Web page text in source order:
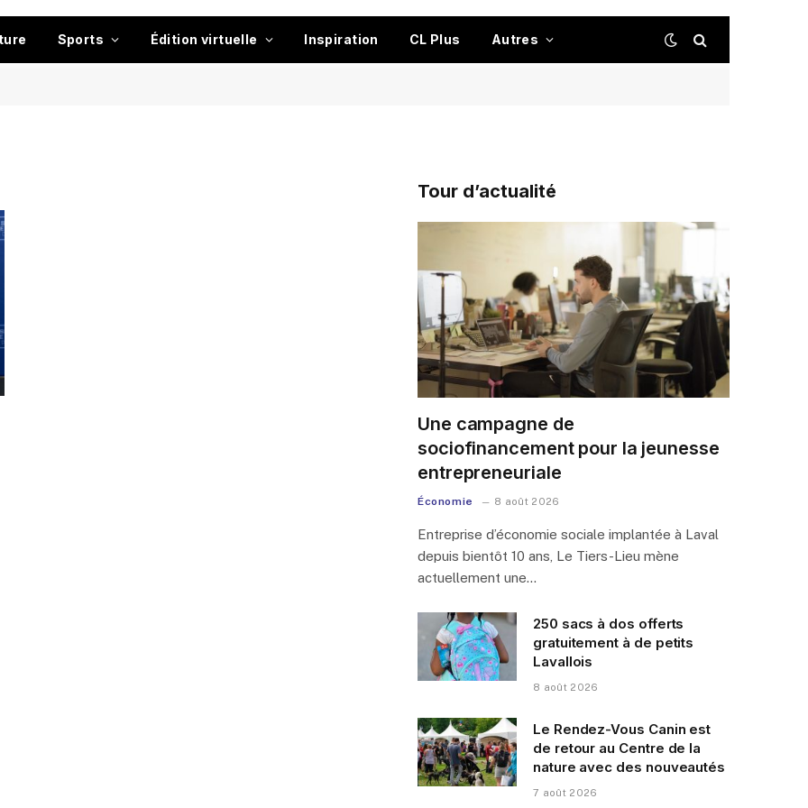
Sports Édition virtuelle Inspiration CL Plus Autres
Tour d’actualité
Une campagne de
sociofinancement pour la jeunesse
entrepreneuriale
Économie 8 août 2026
Entreprise d’économie sociale implantée à Laval
depuis bientôt 10 ans, Le Tiers-Lieu mène
actuellement une…
250 sacs à dos offerts
gratuitement à de petits
Lavallois
8 août 2026
Le Rendez-Vous Canin est
de retour au Centre de la
nature avec des nouveautés
7 août 2026